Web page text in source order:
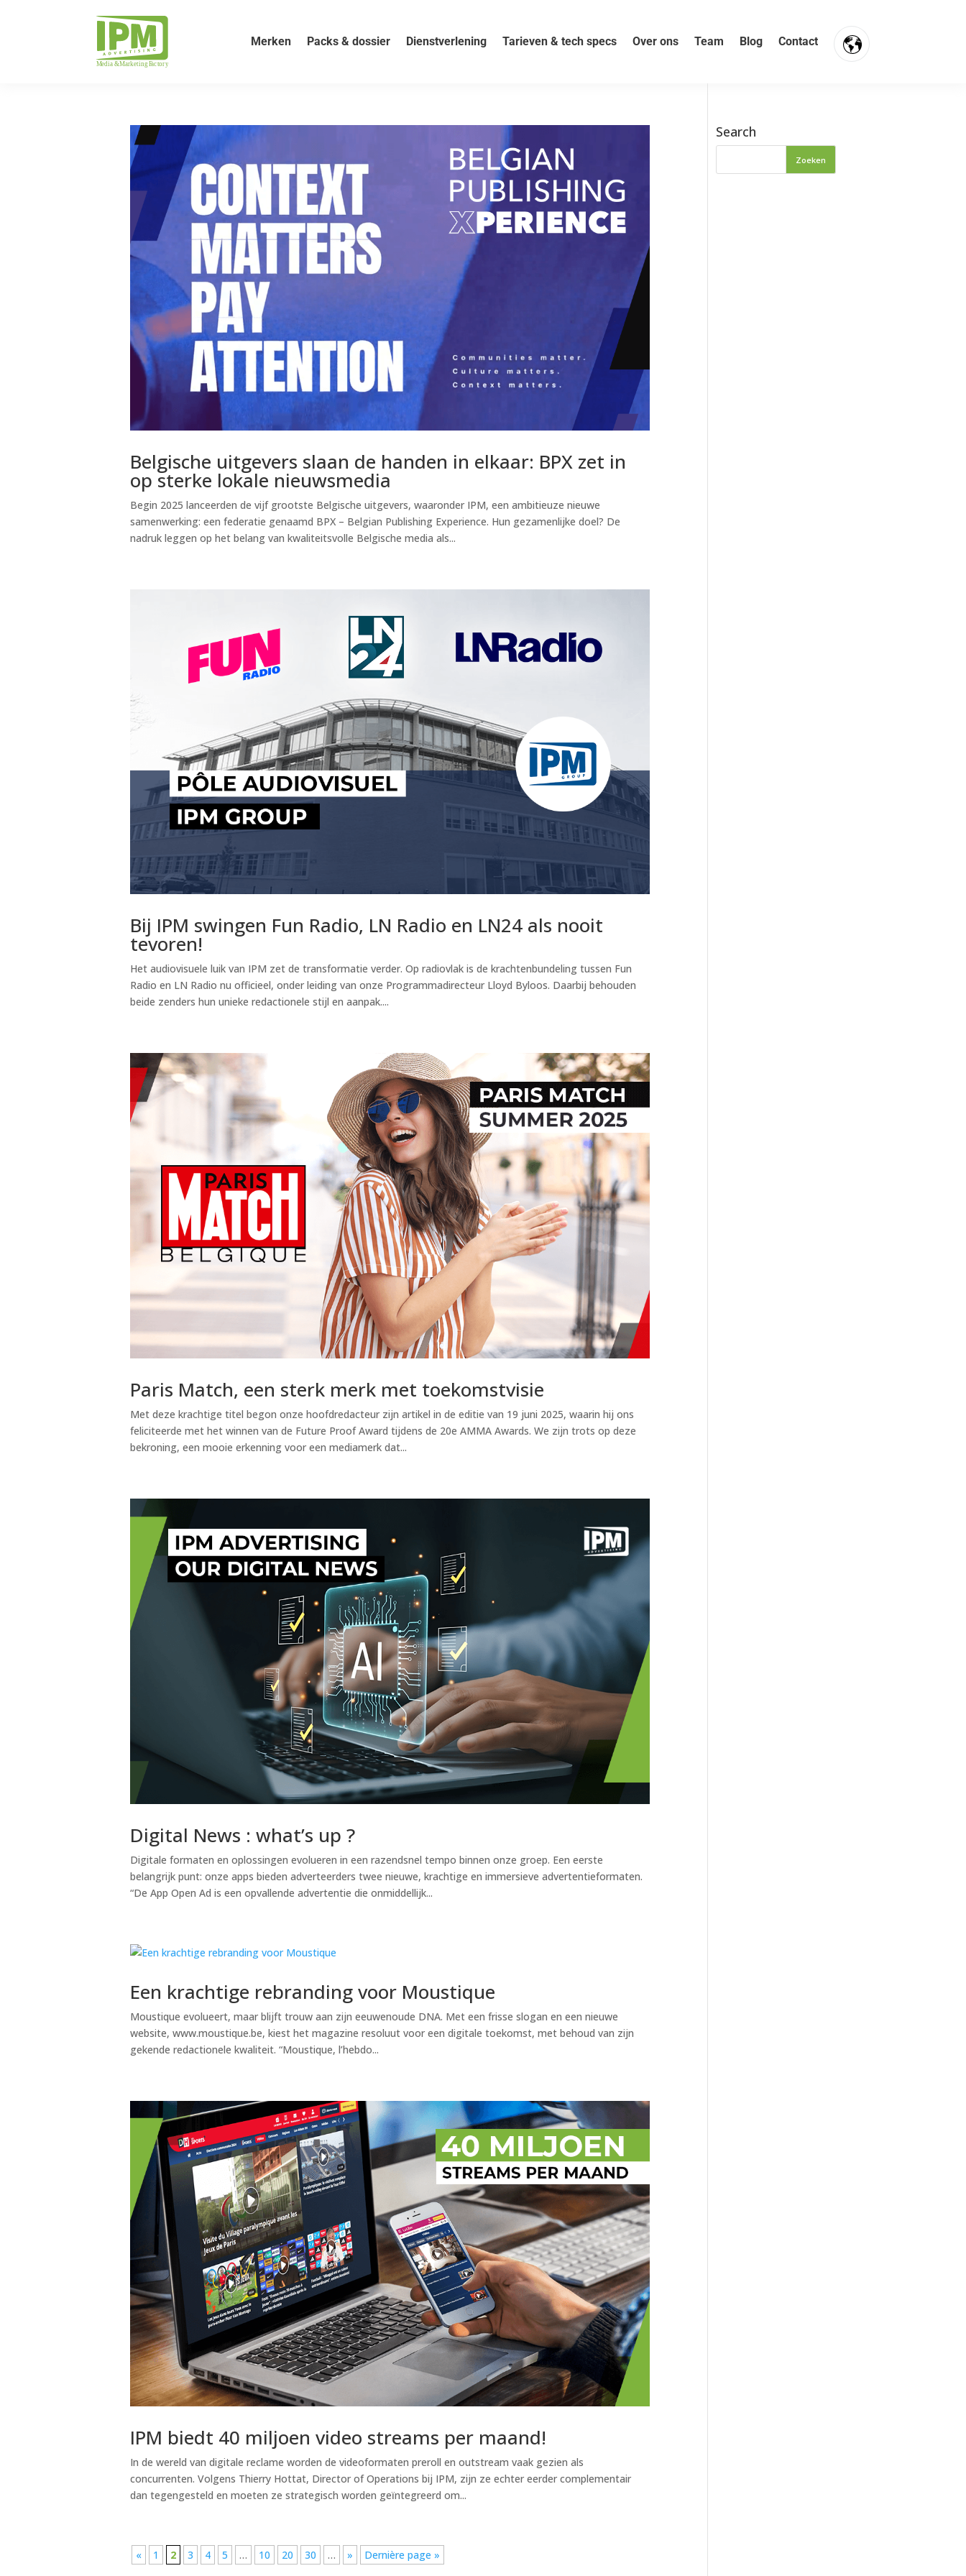
Merken Packs & dossier Dienstverlening Tarieven & tech specs Over ons Team Blog Contact
Belgische uitgevers slaan de handen in elkaar: BPX zet in
op sterke lokale nieuwsmedia
Begin 2025 lanceerden de vijf grootste Belgische uitgevers, waaronder IPM, een ambitieuze nieuwe
samenwerking: een federatie genaamd BPX – Belgian Publishing Experience. Hun gezamenlijke doel? De
nadruk leggen op het belang van kwaliteitsvolle Belgische media als...
Bij IPM swingen Fun Radio, LN Radio en LN24 als nooit
tevoren!
Het audiovisuele luik van IPM zet de transformatie verder. Op radiovlak is de krachtenbundeling tussen Fun
Radio en LN Radio nu officieel, onder leiding van onze Programmadirecteur Lloyd Byloos. Daarbij behouden
beide zenders hun unieke redactionele stijl en aanpak....
Paris Match, een sterk merk met toekomstvisie
Met deze krachtige titel begon onze hoofdredacteur zijn artikel in de editie van 19 juni 2025, waarin hij ons
feliciteerde met het winnen van de Future Proof Award tijdens de 20e AMMA Awards. We zijn trots op deze
bekroning, een mooie erkenning voor een mediamerk dat...
Digital News : what’s up ?
Digitale formaten en oplossingen evolueren in een razendsnel tempo binnen onze groep. Een eerste
belangrijk punt: onze apps bieden adverteerders twee nieuwe, krachtige en immersieve advertentieformaten.
“De App Open Ad is een opvallende advertentie die onmiddellijk...
Een krachtige rebranding voor Moustique
Moustique evolueert, maar blijft trouw aan zijn eeuwenoude DNA. Met een frisse slogan en een nieuwe
website, www.moustique.be, kiest het magazine resoluut voor een digitale toekomst, met behoud van zijn
gekende redactionele kwaliteit. “Moustique, l’hebdo...
IPM biedt 40 miljoen video streams per maand!
In de wereld van digitale reclame worden de videoformaten preroll en outstream vaak gezien als
concurrenten. Volgens Thierry Hottat, Director of Operations bij IPM, zijn ze echter eerder complementair
dan tegengesteld en moeten ze strategisch worden geïntegreerd om...
« 1 2 3 4 5 … 10 20 30 … » Dernière page »
Search